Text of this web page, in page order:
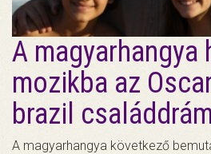
A magyarhangya
mozikba az
brazil
A magyarhangya következő